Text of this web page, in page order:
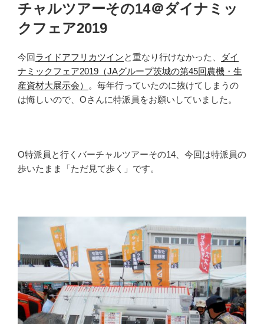
チャルツアーその14＠ダイナミッ
クフェア2019
今回ライドアフリカツインと重なり行けなかった、
ダイ
ナミックフェア2019（JAグループ茨城の第45回農機・生
産資材大展示会）
。毎年行っていたのに抜けてしまうの
は悔しいので、Oさんに特派員をお願いしていました。
O特派員と行くバーチャルツアーその14、今回は特派員の
歩いたまま「ただ見て歩く」です。